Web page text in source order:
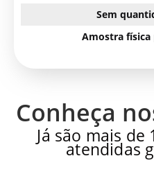
Sem
Amostra física
Conheça
Já são mais
atendidas